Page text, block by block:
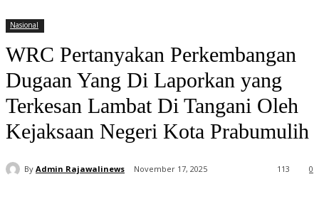
Nasional
WRC Pertanyakan Perkembangan
Dugaan Yang Di Laporkan yang
Terkesan Lambat Di Tangani Oleh
Kejaksaan Negeri Kota Prabumulih
By Admin Rajawalinews November 17, 2025 0
113